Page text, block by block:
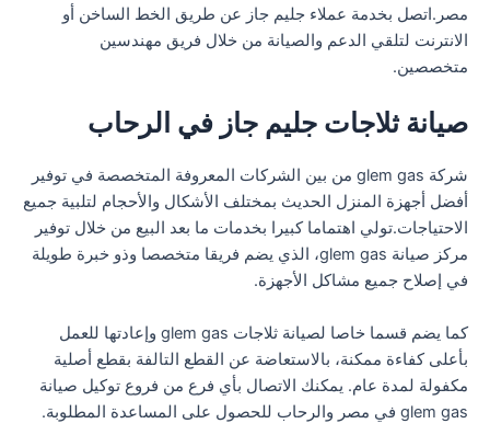
مصر.اتصل بخدمة عملاء جليم جاز عن طريق الخط الساخن أو
الانترنت لتلقي الدعم والصيانة من خلال فريق مهندسين
متخصصين.
صيانة ثلاجات جليم جاز في الرحاب
شركة glem gas من بين الشركات المعروفة المتخصصة في توفير
أفضل أجهزة المنزل الحديث بمختلف الأشكال والأحجام لتلبية جميع
الاحتياجات.تولي اهتماما كبيرا بخدمات ما بعد البيع من خلال توفير
مركز صيانة glem gas، الذي يضم فريقا متخصصا وذو خبرة طويلة
في إصلاح جميع مشاكل الأجهزة.
كما يضم قسما خاصا لصيانة ثلاجات glem gas وإعادتها للعمل
بأعلى كفاءة ممكنة، بالاستعاضة عن القطع التالفة بقطع أصلية
مكفولة لمدة عام. يمكنك الاتصال بأي فرع من فروع توكيل صيانة
glem gas في مصر والرحاب للحصول على المساعدة المطلوبة.